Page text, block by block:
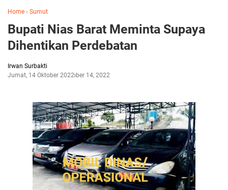
Home › Sumut
Bupati Nias Barat Meminta Supaya
Dihentikan Perdebatan
Irwan Surbakti
Jumat, 14 Oktober 2022Oktober 14, 2022